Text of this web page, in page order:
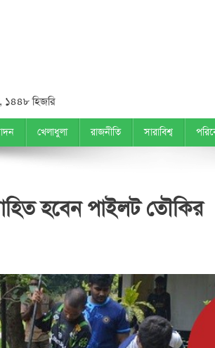
হিজরি
খেলাধুলা রাজনীতি সারাবিশ্ব
হবেন পাইলট তৌকির